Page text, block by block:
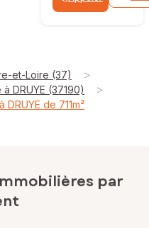
et-Loire (37) >
DRUYE (37190) >
DRUYE de 711m²
par